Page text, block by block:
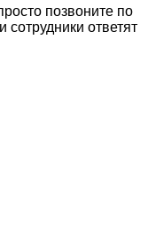
позвоните по
ответят